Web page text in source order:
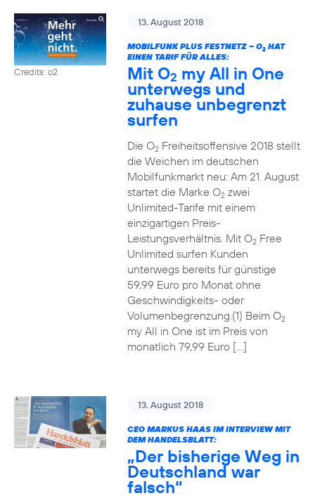
Credits: o2
13. August 2018
MOBILFUNK PLUS FESTNETZ – O2HAT
EINEN TARIF FÜR ALLES:
Mit O2 my All in One
unterwegs und
zuhause unbegrenzt
surfen
Die O2Freiheitsoffensive 2018 stellt
die Weichen im deutschen
Mobilfunkmarkt neu: Am 21. August
startet die Marke O2zwei
Unlimited-Tarife mit einem
einzigartigen Preis-
Leistungsverhältnis. Mit O2Free
Unlimited surfen Kunden
unterwegs bereits für günstige
59,99 Euro pro Monat ohne
Geschwindigkeits- oder
Volumenbegrenzung.(1) Beim O2
my All in One ist im Preis von
monatlich 79,99 Euro […]
13. August 2018
CEO MARKUS HAAS IM INTERVIEW MIT
DEM HANDELSBLATT:
„Der bisherige Weg in
Deutschland war
falsch“